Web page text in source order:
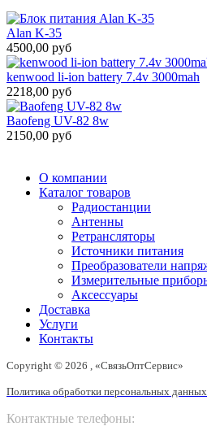
Alan K-35
4500,00 руб
kenwood li-ion battery 7.4v 3000mah
2218,00 руб
Baofeng UV-82 8w
2150,00 руб
О компании
Каталог товаров
Радиостанции
Антенны
Ретрансляторы
Источники питания
Преобразователи
Измерительные
Аксессуары
Доставка
Услуги
Контакты
Copyright © 2026 , «СвязьОптСервис»
Политика обработки персональных данных
Контактные телефоны: